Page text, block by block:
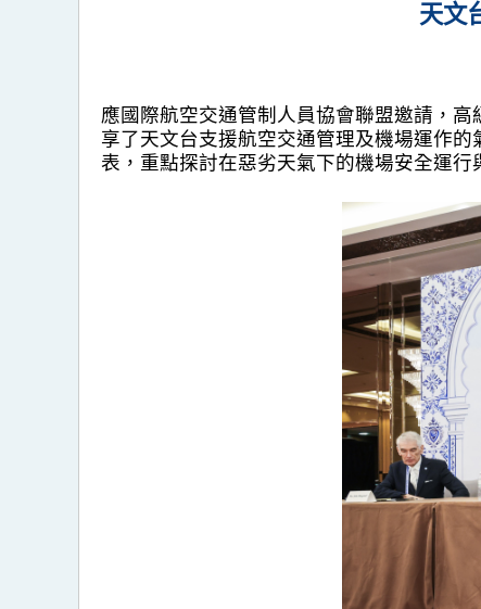
天文
應國際航空交通管制人員協會聯盟邀請，
享了天文台支援航空交通管理及機場運作
表，重點探討在惡劣天氣下的機場安全運行